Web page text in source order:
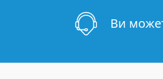
Ви